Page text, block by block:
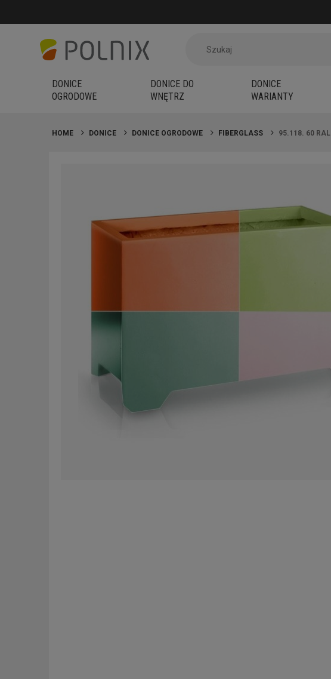
DONICE
OGRODOWE
DONICE DO
WNĘTRZ
DONICE
WARIANTY
HOME DONICE DONICE OGRODOWE FIBERGLASS 95.118. 60 RAL